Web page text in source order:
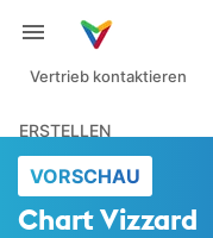
Vertrieb kontaktieren
ERSTELLEN
VORSCHAU
Chart Vizzard